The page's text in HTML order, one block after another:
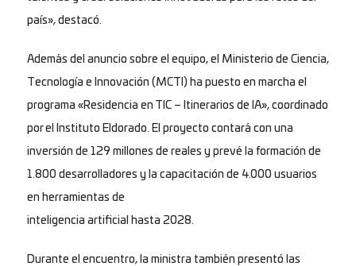
país», destacó.
Además del anuncio sobre el equipo, el Ministerio de Ciencia,
Tecnología e Innovación (MCTI) ha puesto en marcha el
programa «Residencia en TIC – Itinerarios de IA», coordinado
por el Instituto Eldorado. El proyecto contará con una
inversión de 129 millones de reales y prevé la formación de
1.800 desarrolladores y la capacitación de 4.000 usuarios
en herramientas de
inteligencia artificial hasta 2028.
Durante el encuentro, la ministra también presentó las